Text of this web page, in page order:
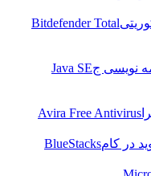
Bitdefender Total
نویسی جJava SE
Avira Free Antivirus
در کامBlueStacks